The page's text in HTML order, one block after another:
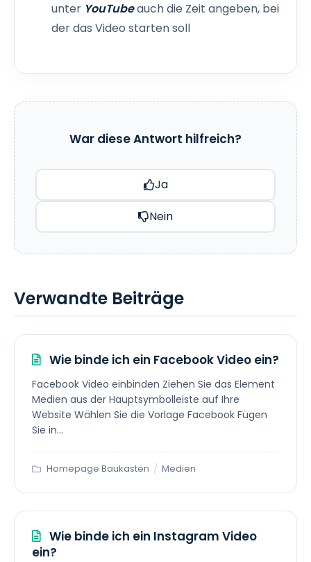
unter YouTubeauch die Zeit angeben, bei
der das Video starten soll
War diese Antwort hilfreich?
Ja
Nein
Verwandte Beiträge
Wie binde ich ein Facebook Video ein?
Facebook Video einbinden Ziehen Sie das Element
Medien aus der Hauptsymbolleiste auf Ihre
Website Wählen Sie die Vorlage Facebook Fügen
Sie in...
Homepage Baukasten / Medien
Wie binde ich ein Instagram Video
ein?